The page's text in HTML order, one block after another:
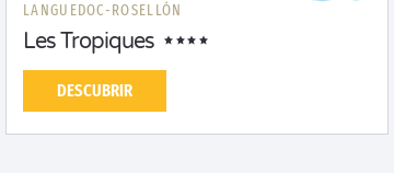
LANGUEDOC-ROSELLÓN
Les Tropiques
DESCUBRIR